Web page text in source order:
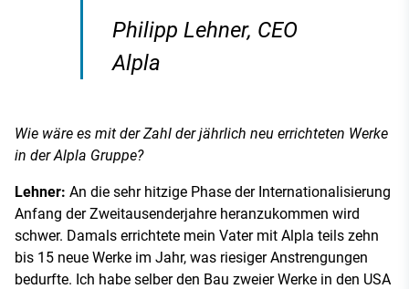
Philipp Lehner, CEO
Alpla
Wie wäre es mit der Zahl der jährlich neu errichteten Werke
in der Alpla Gruppe?
Lehner: An die sehr hitzige Phase der Internationalisierung
Anfang der Zweitausenderjahre heranzukommen wird
schwer. Damals errichtete mein Vater mit Alpla teils zehn
bis 15 neue Werke im Jahr, was riesiger Anstrengungen
bedurfte. Ich habe selber den Bau zweier Werke in den USA